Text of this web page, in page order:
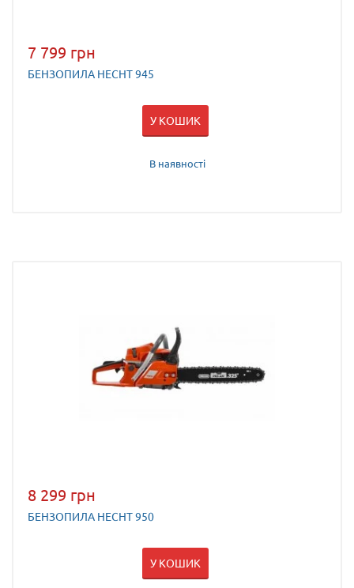
7 799 грн
БЕНЗОПИЛА HECHT 945
У КОШИК
В наявності
8 299 грн
БЕНЗОПИЛА HECHT 950
У КОШИК